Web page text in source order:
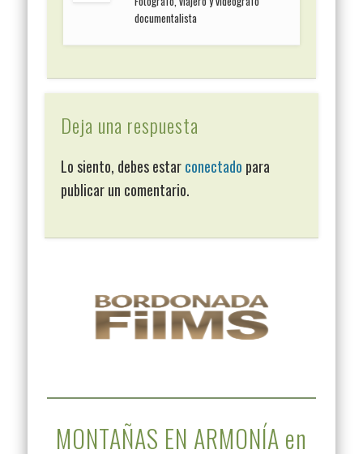
documentalista
Deja una respuesta
Lo siento, debes estarconectado para
publicar un comentario.
MONTAÑAS EN ARMONÍA en